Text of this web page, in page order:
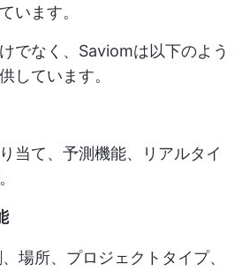
います。
でなく、Saviomは以下のよう
しています。
当て、予測機能、リアルタイ
場所、プロジェクトタイプ、